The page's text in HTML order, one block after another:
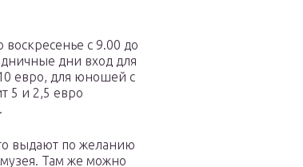
воскресенье с 9.00 до
дни вход для
10 евро, для юношей с
5 и 2,5 евро
выдают по желанию
Там же можно